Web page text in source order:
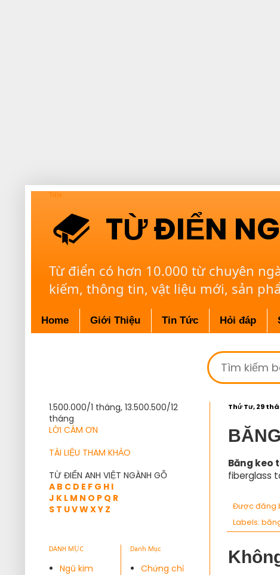
Title
TỪ ĐIỂN
Từ điển có hơn 10.000 từ chuyên
kiếm, thông tin, vật liệu mới, sản
Home Giới Thiệu Tin Tức Hỏi đáp
Thứ Tư, 29
Băng keo
fiberglass
Được đăng
Labels:
1.500.000/1 tháng, 13.500.500/12
tháng
LỜI CÁM ƠN
TÀI LIỆU THAM KHẢO
TỪ ĐIỂN ANH VIỆT NGÀNH GỖ
A B C D E F G H I
J K L M N O P Q R
S T UVWXY Z
DANH MỤC
Ngũ kim
Danh Mục
Chứng chỉ